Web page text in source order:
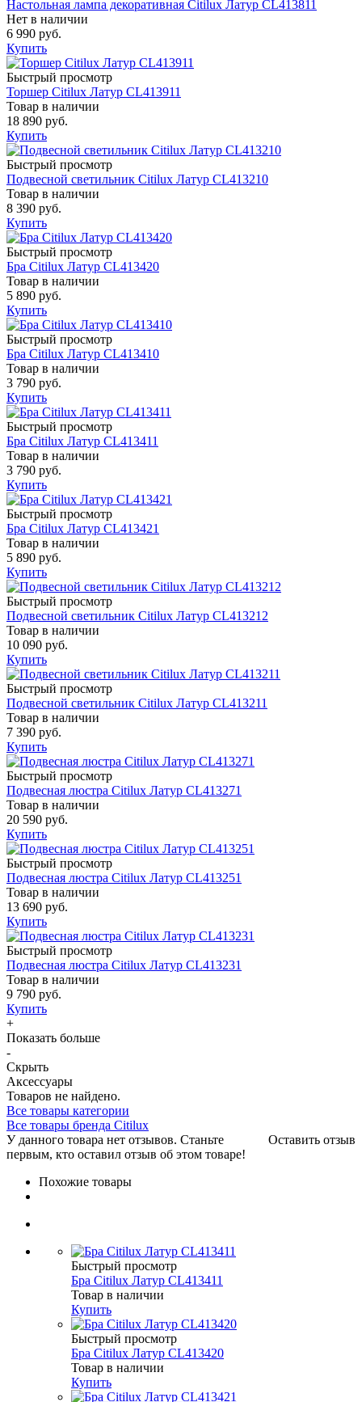
Настольная лампа декоративная Citilux Латур CL413811
Нет в наличии
6 990 руб.
Купить
Быстрый просмотр
Торшер Citilux Латур CL413911
Товар в наличии
18 890 руб.
Купить
Быстрый просмотр
Подвесной светильник Citilux Латур CL413210
Товар в наличии
8 390 руб.
Купить
Быстрый просмотр
Бра Citilux Латур CL413420
Товар в наличии
5 890 руб.
Купить
Быстрый просмотр
Бра Citilux Латур CL413410
Товар в наличии
3 790 руб.
Купить
Быстрый просмотр
Бра Citilux Латур CL413411
Товар в наличии
3 790 руб.
Купить
Быстрый просмотр
Бра Citilux Латур CL413421
Товар в наличии
5 890 руб.
Купить
Быстрый просмотр
Подвесной светильник Citilux Латур CL413212
Товар в наличии
10 090 руб.
Купить
Быстрый просмотр
Подвесной светильник Citilux Латур CL413211
Товар в наличии
7 390 руб.
Купить
Быстрый просмотр
Подвесная люстра Citilux Латур CL413271
Товар в наличии
20 590 руб.
Купить
Быстрый просмотр
Подвесная люстра Citilux Латур CL413251
Товар в наличии
13 690 руб.
Купить
Быстрый просмотр
Подвесная люстра Citilux Латур CL413231
Товар в наличии
9 790 руб.
Купить
+
Показать больше
-
Скрыть
Аксессуары
Товаров не найдено.
Все товары категории
Все товары бренда Citilux
Оставить отзыв
У данного товара нет отзывов. Станьте
первым, кто оставил отзыв об этом товаре!
Похожие товары
Быстрый просмотр
Бра Citilux Латур CL413411
Товар в наличии
Купить
Быстрый просмотр
Бра Citilux Латур CL413420
Товар в наличии
Купить